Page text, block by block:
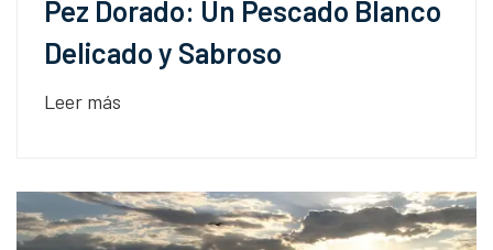
Pez Dorado: Un Pescado Blanco
Delicado y Sabroso
Leer más